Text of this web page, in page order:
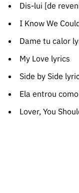
Dis-lui [de
I Know We Could
Dame tu calor
My Love lyrics
Side by Side
Ela entrou como
Lover, You